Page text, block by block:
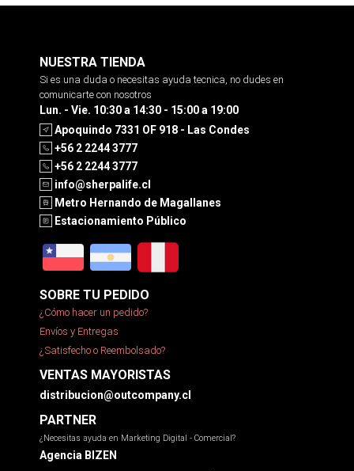
NUESTRA TIENDA
Si es una duda o necesitas ayuda tecnica, no dudes en
comunicarte con nosotros
Lun. - Vie. 10:30 a 14:30 - 15:00 a 19:00
Apoquindo 7331 OF 918 - Las Condes
+56 2 2244 3777
+56 2 2244 3777
info@sherpalife.cl
Metro Hernando de Magallanes
Estacionamiento Público
SOBRE TU PEDIDO
¿Cómo hacer un pedido?
Envíos y Entregas
¿Satisfecho o Reembolsado?
VENTAS MAYORISTAS
distribucion@outcompany.cl
PARTNER
¿Necesitas ayuda en Marketing Digital - Comercial?
Agencia BIZEN